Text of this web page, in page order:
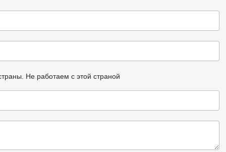
Не работаем с этой страной